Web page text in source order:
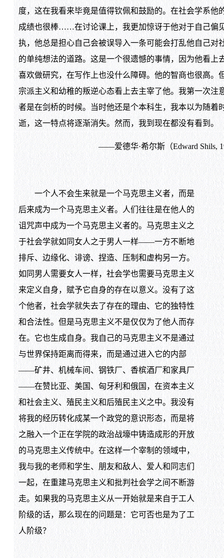
度，这在我看来毕竟是值得钦佩和鼓励的。在社会学系他
成绩也很棒……在讨论课上，我更加惊讶于他对于自己偏
执，他总是担心自己会被误导入一条可能会打乱他自己对
的单纯想法的道路。这是一个很遗憾的事情，因为他看上
喜欢做研究，在写作上也没什么障碍。他的智商也很高。
宗派主义和幼稚的叛逆心态看上去主宰了他。我第一次注
者是在剑桥的时候。当时他还是个本科生，我本以为随着
逝，这一特点将逐渐消失。然而，我到现在都没有看到。
——爱德华·希尔斯（Edward Shils,
一个人不会生来就是一个马克思主义者，而是
后来成为一个马克思主义者。人们往往是在他人的
诅咒声中成为一个马克思主义者的。马克思主义之
于社会学就如同女人之于男人一样——一方不断地
排斥、边缘化、诽谤、捏造、压制和虚构另一方。
如同男人需要女人一样，社会学也需要马克思主义
来定义自身，赋予它自身的存在以意义。没有了这
个他者，社会学就失去了存在的理由、它的独特性
和合法性。但是马克思主义不是仅仅为了他人而存
在。它也生成自身。我自己的马克思主义不是通过
与世界保持距离而得来，而是通过进入它的内部
——矿井、机械车间、钢铁厂、香槟酒厂和家具厂
——在赞比亚、美国、匈牙利和俄国，在资本主义
和社会主义、殖民主义和后殖民主义之中。我没有
将我的经历转化成某一个政党的意识形态，而是将
之融入一个正在学院的政治战壕中铸造成形的开放
的马克思主义传统中。在这样一个宰制的领域中，
我与我的老师和学生、朋友和敌人、爱人和同志们
一起，在重建马克思主义和批判社会学之间不断游
走。如果我的马克思主义从一开始就是来自于工人
阶级的话，那么现在的问题是：它可否也是为了工
人阶级？